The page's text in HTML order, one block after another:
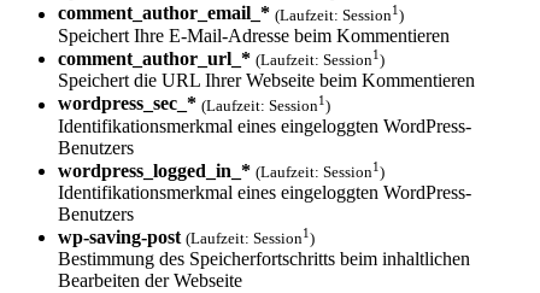
comment_author_email_* (Laufzeit: Session1)
Speichert Ihre E-Mail-Adresse beim Kommentieren
comment_author_url_* (Laufzeit: Session1)
Speichert die URL Ihrer Webseite beim Kommentieren
wordpress_sec_* (Laufzeit: Session1)
Identifikationsmerkmal eines eingeloggten WordPress-
Benutzers
wordpress_logged_in_* (Laufzeit: Session1)
Identifikationsmerkmal eines eingeloggten WordPress-
Benutzers
wp-saving-post (Laufzeit: Session1)
Bestimmung des Speicherfortschritts beim inhaltlichen
Bearbeiten der Webseite